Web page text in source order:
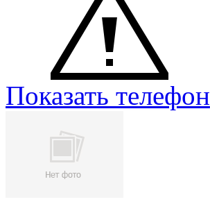
Показать телефон